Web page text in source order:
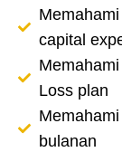
capital
Loss plan
bulanan